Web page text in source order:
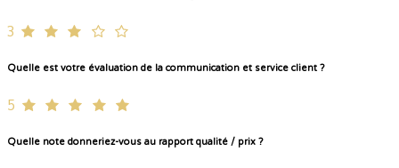
3
Quelle est votre évaluation de la communication et service client ?
5
Quelle note donneriez-vous au rapport qualité / prix ?